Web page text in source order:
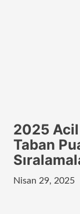
2025 Acil
Taban
Nisan 29, 2025